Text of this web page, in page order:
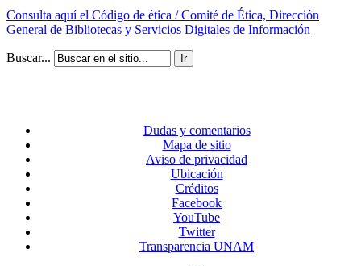
Consulta aquí el Código de ética / Comité de Ética, Dirección
General de Bibliotecas y Servicios Digitales de Información
Buscar... Ir
Dudas y comentarios
Mapa de sitio
Aviso de privacidad
Ubicación
Créditos
Facebook
YouTube
Twitter
Transparencia UNAM